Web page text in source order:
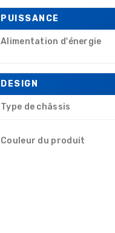
PUISSANCE
Alimentation d'énergie
DESIGN
Type de châssis
Couleur du produit